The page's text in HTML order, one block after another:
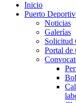
Inicio
Puerto
Noticias
Galerías
Solicitud
Portal de